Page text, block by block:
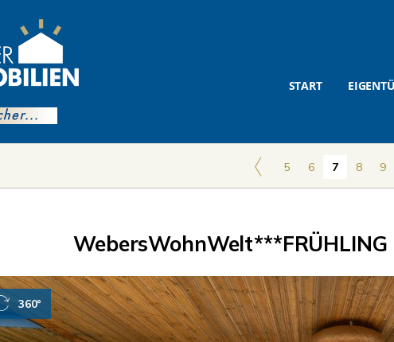
START
5 6 7 8 9
WebersWohnWelt***FRÜHLING
360°